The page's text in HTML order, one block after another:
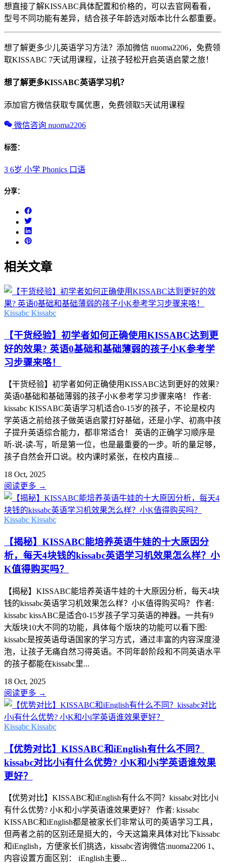
想直接了解KISSABC具体配置和价格的，可以去官网看看，
型号不同功能有差异，结合孩子年龄选对版本比什么都重要。
想了解更多少儿英语学习方法？添加微信 nuoma2206，免费领
取KISSABC 7天试用课程，让孩子轻松开启英语启蒙之旅！
想了解更多KISSABC英语学习机？
添加官方微信获取专属优惠，免费领取5天试用课程
微信咨询 nuoma2206
标签：
3 6岁 小学 Phonics 口语
分享：
相关文章
Kissabc Kissabc
【干货经验】初学者如何正确使用KISSABC达到更
好的效果? 英语0基础和基础薄弱的孩子小K参考学
习步骤来咯！
【干货经验】初学者如何正确使用KISSABC达到更好的效果?
英语0基础和基础薄弱的孩子小K参考学习步骤来咯！ 作者:
kissabc KISSABC英语学习机适合0-15岁的孩子，不论是校内
学英语之前给孩子做英语启蒙打好基础，还是小学、初高中孩
子提升英语综合能力，都非常适合！ 英语的正确学习顺序是
听-说-读-写，听是第一位，也是最重要的一步。听的量足够，
孩子自然会开口说。校内课时紧张，在校内直接...
18 Oct, 2025
阅读更多 →
Kissabc Kissabc
【揭秘】KISSABC能培养英语牛娃的十大原因分
析，每天4块钱的kissabc英语学习机效果怎么样？小
K值得购买吗？
【揭秘】KISSABC能培养英语牛娃的十大原因分析，每天4块
钱的kissabc英语学习机效果怎么样？小K值得购买吗？ 作者:
kissabc kissABC是适合0-15岁孩子学习英语的神器。一共有9
大版块10大不同的功能，具体每个版块的功能可以看下图:
kissabc是按英语母语国家的学习方式，通过丰富的内容深度浸
泡，让孩子无痛自然习得英语。不同年龄阶段和不同英语水平
的孩子都能在kissabc里...
18 Oct, 2025
阅读更多 →
Kissabc Kissabc
【优势对比】KISSABC和iEnglish有什么不同？
kissabc对比小i有什么优势? 小K和小i学英语谁效果
更好？
【优势对比】KISSABC和iEnglish有什么不同？kissabc对比小i
有什么优势? 小K和小i学英语谁效果更好？ 作者: kissabc
KISSABC和iEnglish都是被家长们非常认可的英语学习工具，
但两者之前的区别还是挺大的，今天这篇来具体对比下kissabc
和iEnglish，方便家长们挑选，kissabc咨询微信:nuoma2206 1、
内容设置方面区别： iEnglish主要...